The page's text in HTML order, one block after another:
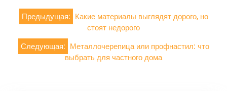
Навигация
по
записям
Предыдущая: Какие материалы выглядят дорого, но
стоят недорого
Следующая: Металлочерепица или профнастил: что
выбрать для частного дома